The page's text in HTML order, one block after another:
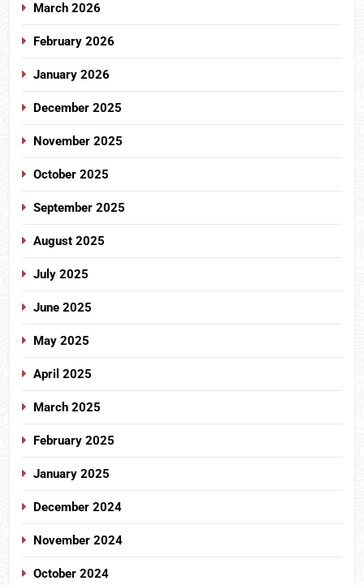
March 2026
February 2026
January 2026
December 2025
November 2025
October 2025
September 2025
August 2025
July 2025
June 2025
May 2025
April 2025
March 2025
February 2025
January 2025
December 2024
November 2024
October 2024